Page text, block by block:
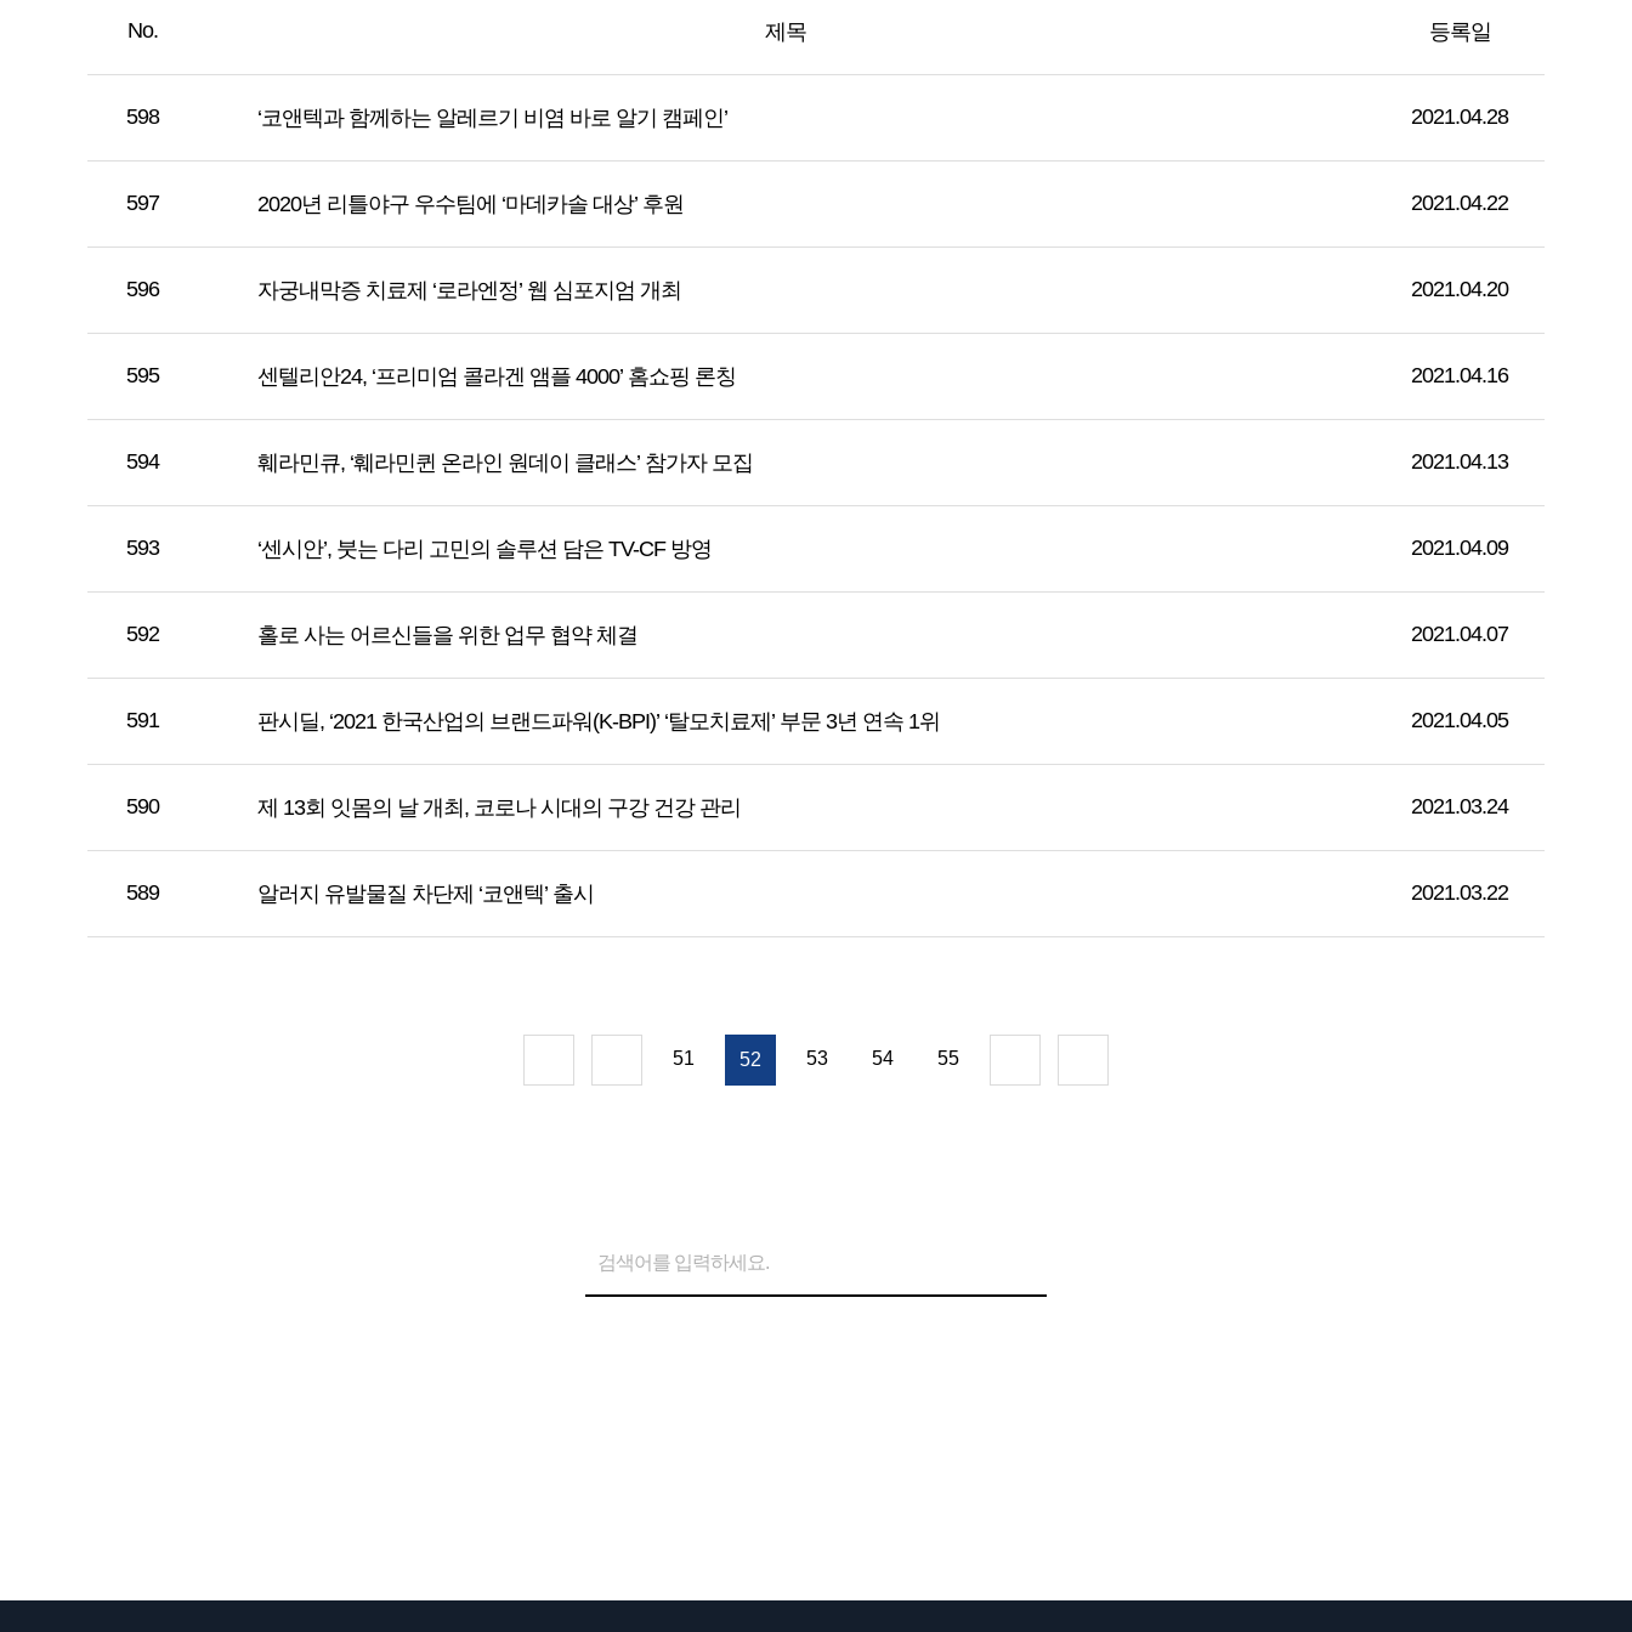
No. 제목 등록일
598 ‘코앤텍과 함께하는 알레르기 비염 바로 알기 캠페인’ 2021.04.28
597 2020년 리틀야구 우수팀에 ‘마데카솔 대상’ 후원 2021.04.22
596 자궁내막증 치료제 ‘로라엔정’ 웹 심포지엄 개최 2021.04.20
595 센텔리안24, ‘프리미엄 콜라겐 앰플 4000’ 홈쇼핑 론칭 2021.04.16
594 훼라민큐, ‘훼라민퀸 온라인 원데이 클래스’ 참가자 모집 2021.04.13
593 ‘센시안’, 붓는 다리 고민의 솔루션 담은 TV-CF 방영 2021.04.09
592 홀로 사는 어르신들을 위한 업무 협약 체결 2021.04.07
591 판시딜, ‘2021 한국산업의 브랜드파워(K-BPI)’ ‘탈모치료제’ 부문 3년 연속 1위 2021.04.05
590 제 13회 잇몸의 날 개최, 코로나 시대의 구강 건강 관리 2021.03.24
589 알러지 유발물질 차단제 ‘코앤텍’ 출시 2021.03.22
51 52 53 54 55